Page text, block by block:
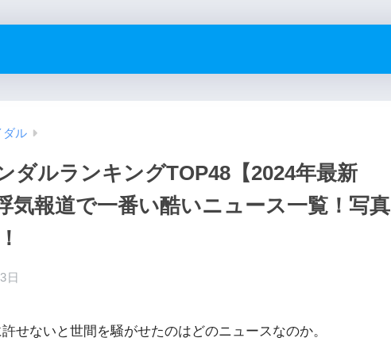
ダル
ダルランキングTOP48【2024年最新
気報道で一番い酷いニュース一覧！写真
日
せないと世間を騒がせたのはどのニュースなのか。